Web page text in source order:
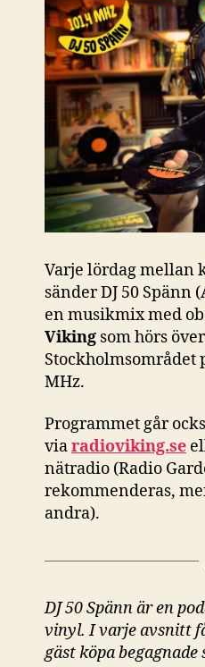
Varje lördag mellan
sänder DJ 50 Spänn
en musikmix med
Viking som hörs
Stockholmsområdet
MHz.
Programmet går
viaradioviking.se
nätradio (Radio
rekommenderas,
andra).
DJ 50 Spänn är en
vinyl. I varje avsnitt
gäst köpa